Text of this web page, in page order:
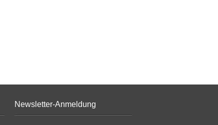
Newsletter-Anmeldung